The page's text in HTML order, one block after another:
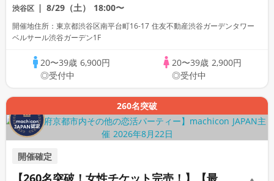
恋が動き出す出会いの祭典～
渋谷区 8/29（土） 18:00〜
開催地住所：東京都渋谷区南平台町16-17 住友不動産渋谷ガーデンタワー
ベルサール渋谷ガーデン1F
20〜39歳 6,900円
◎受付中
20〜39歳 2,900円
◎受付中
260名突破
開催確定
【260名突破！女性チケット完売！】【最